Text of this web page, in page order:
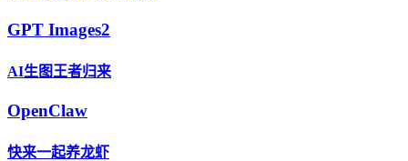
GPT Images2
AI生图王者归来
OpenClaw
快来一起养龙虾